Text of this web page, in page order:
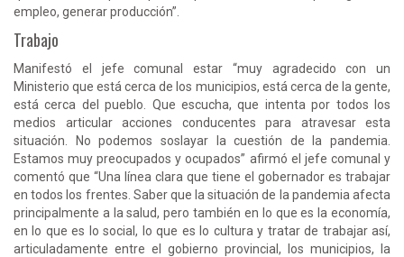
empleo, generar producción”.
Trabajo
Manifestó el jefe comunal estar “muy agradecido con un
Ministerio que está cerca de los municipios, está cerca de la gente,
está cerca del pueblo. Que escucha, que intenta por todos los
medios articular acciones conducentes para atravesar esta
situación. No podemos soslayar la cuestión de la pandemia.
Estamos muy preocupados y ocupados” afirmó el jefe comunal y
comentó que “Una línea clara que tiene el gobernador es trabajar
en todos los frentes. Saber que la situación de la pandemia afecta
principalmente a la salud, pero también en lo que es la economía,
en lo que es lo social, lo que es lo cultura y tratar de trabajar así,
articuladamente entre el gobierno provincial, los municipios, la